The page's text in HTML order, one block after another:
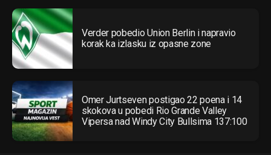
Verder pobedio Union Berlin i napravio
korak ka izlasku iz opasne zone
Omer Jurtseven postigao 22 poena i 14
skokova u pobedi Rio Grande Valley
Vipersa nad Windy City Bullsima 137:100